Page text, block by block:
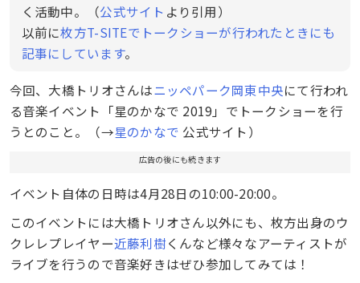
く活動中。（公式サイト より引用）
以前に枚方T-SITEでトークショーが行われたときにも
記事にしています。
今回、大橋トリオさんはニッペパーク岡東中央にて行われ
る音楽イベント「星のかなで 2019」でトークショーを行
うとのこと。（→星のかなで 公式サイト）
広告の後にも続きます
イベント自体の日時は4月28日の10:00-20:00。
このイベントには大橋トリオさん以外にも、枚方出身のウ
クレレプレイヤー近藤利樹くんなど様々なアーティストが
ライブを行うので音楽好きはぜひ参加してみては！